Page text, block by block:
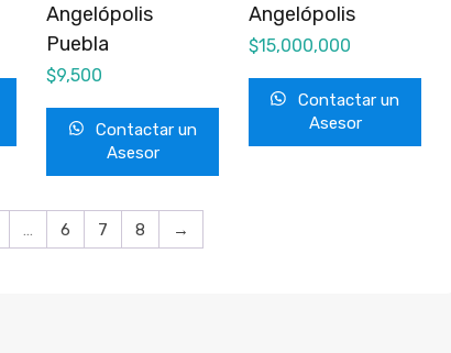
Angelópolis
Puebla
$9,500
Contactar un
Asesor
Angelópolis
$15,000,000
Contactar un
Asesor
6 7 8 →